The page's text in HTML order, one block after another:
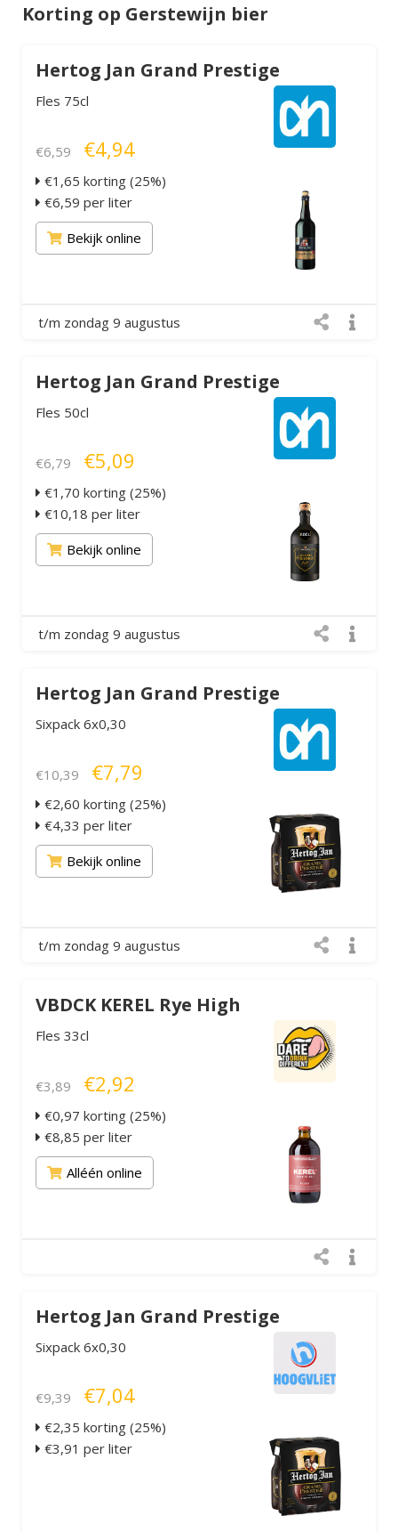
Korting op Gerstewijn bier
Hertog Jan Grand Prestige
Fles 75cl
€6,59 €4,94
€1,65 korting (25%)
€6,59 per liter
Bekijk online
t/m zondag 9 augustus
Hertog Jan Grand Prestige
Fles 50cl
€6,79 €5,09
€1,70 korting (25%)
€10,18 per liter
Bekijk online
t/m zondag 9 augustus
Hertog Jan Grand Prestige
Sixpack 6x0,30
€10,39 €7,79
€2,60 korting (25%)
€4,33 per liter
Bekijk online
t/m zondag 9 augustus
VBDCK KEREL Rye High
Fles 33cl
€3,89 €2,92
€0,97 korting (25%)
€8,85 per liter
Alléén online
Hertog Jan Grand Prestige
Sixpack 6x0,30
€9,39 €7,04
€2,35 korting (25%)
€3,91 per liter